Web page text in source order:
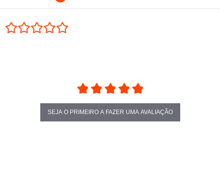
SEJA O PRIMEIRO A FAZER UMA AVALIAÇÃO